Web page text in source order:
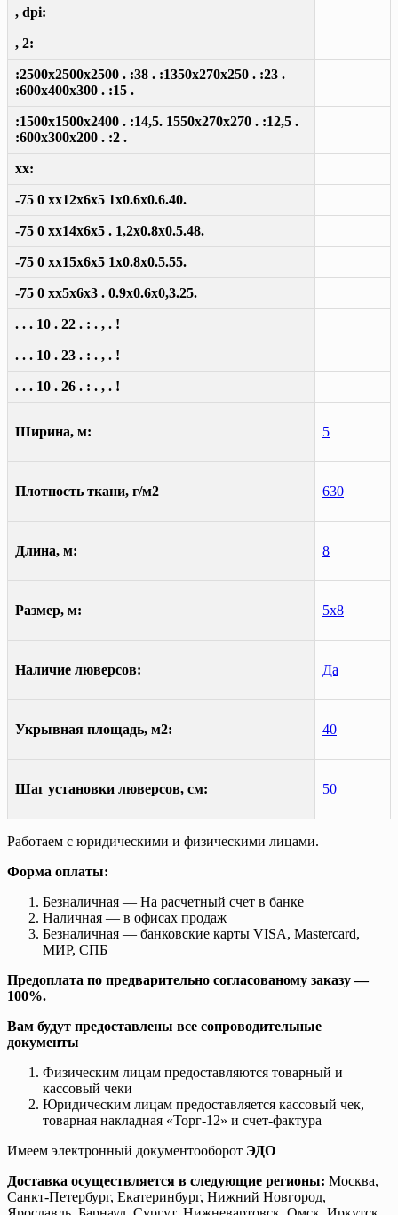
, dpi:
, 2:
:2500x2500x2500 . :38 . :1350x270x250 . :23 .
:600x400x300 . :15 .
:1500x1500x2400 . :14,5. 1550x270x270 . :12,5 .
:600x300x200 . :2 .
xx:
-75 0 xx12x6x5 1x0.6x0.6.40.
-75 0 xx14x6x5 . 1,2x0.8x0.5.48.
-75 0 xx15x6x5 1x0.8x0.5.55.
-75 0 xx5x6x3 . 0.9x0.6x0,3.25.
. . . 10 . 22 . : . , . !
. . . 10 . 23 . : . , . !
. . . 10 . 26 . : . , . !
Ширина, м: 5
Плотность ткани, г/м2 630
Длина, м: 8
Размер, м: 5х8
Наличие люверсов: Да
Укрывная площадь, м2: 40
Шаг установки люверсов, см: 50
Работаем с юридическими и физическими лицами.
Форма оплаты:
Безналичная — На расчетный счет в банке
Наличная — в офисах продаж
Безналичная — банковские карты VISA, Mastercard,
МИР, СПБ
Предоплата по предварительно согласованому заказу —
100%.
Вам будут предоставлены все сопроводительные
документы
Физическим лицам предоставляются товарный и
кассовый чеки
Юридическим лицам предоставляется кассовый чек,
товарная накладная «Торг-12» и счет-фактура
Имеем электронный документооборот ЭДО
Доставка осуществляется в следующие регионы: Москва,
Санкт-Петербург, Екатеринбург, Нижний Новгород,